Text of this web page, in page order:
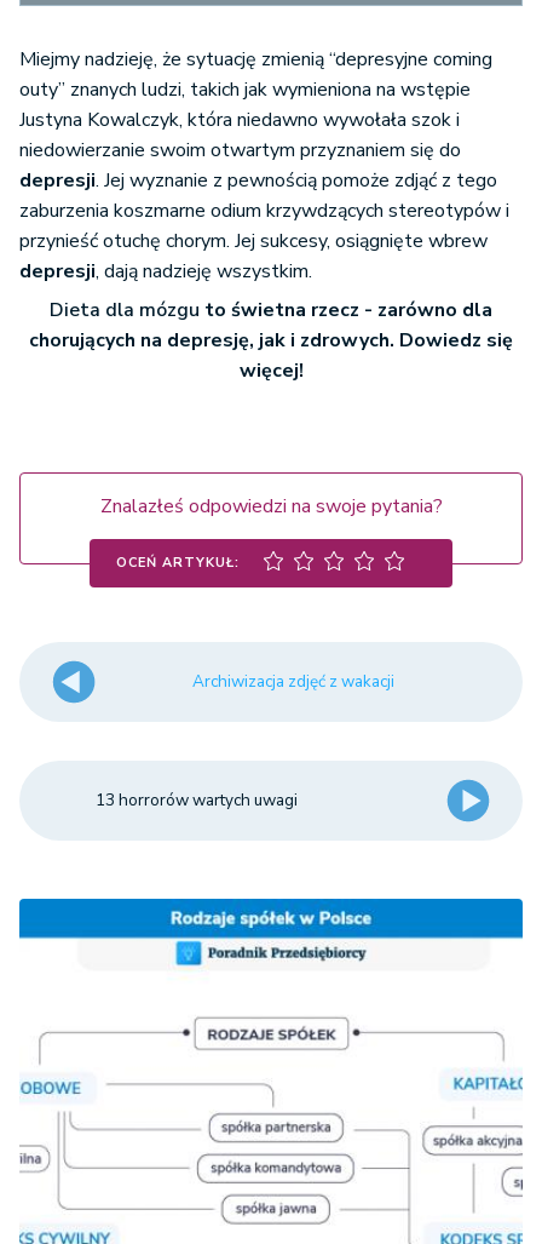
Miejmy nadzieję, że sytuację zmienią “depresyjne coming
outy” znanych ludzi, takich jak wymieniona na wstępie
Justyna Kowalczyk, która niedawno wywołała szok i
niedowierzanie swoim otwartym przyznaniem się do
depresji. Jej wyznanie z pewnością pomoże zdjąć z tego
zaburzenia koszmarne odium krzywdzących stereotypów i
przynieść otuchę chorym. Jej sukcesy, osiągnięte wbrew
depresji, dają nadzieję wszystkim.
Dieta dla mózgu to świetna rzecz - zarówno dla
chorujących na depresję, jak i zdrowych. Dowiedz się
więcej!
Znalazłeś odpowiedzi na swoje pytania?
OCEŃ ARTYKUŁ:
Archiwizacja zdjęć z wakacji
13 horrorów wartych uwagi